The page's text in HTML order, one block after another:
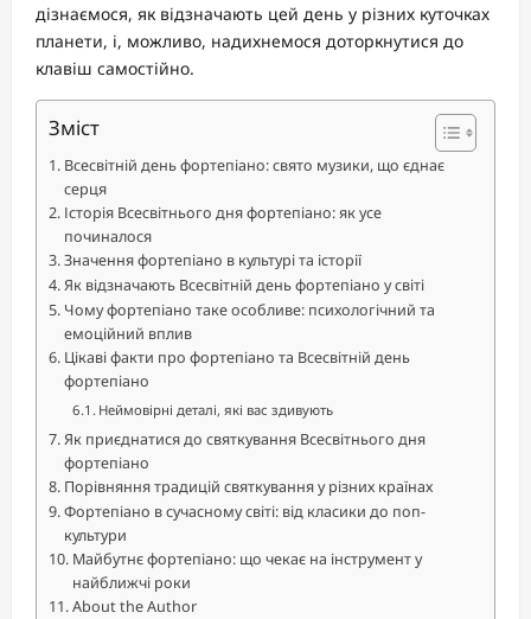
дізнаємося, як відзначають цей день у різних куточках
планети, і, можливо, надихнемося доторкнутися до
клавіш самостійно.
Зміст
Всесвітній день фортепіано: свято музики, що єднає
серця
Історія Всесвітнього дня фортепіано: як усе
починалося
Значення фортепіано в культурі та історії
Як відзначають Всесвітній день фортепіано у світі
Чому фортепіано таке особливе: психологічний та
емоційний вплив
Цікаві факти про фортепіано та Всесвітній день
фортепіано
Неймовірні деталі, які вас здивують
Як приєднатися до святкування Всесвітнього дня
фортепіано
Порівняння традицій святкування у різних країнах
Фортепіано в сучасному світі: від класики до поп-
культури
Майбутнє фортепіано: що чекає на інструмент у
найближчі роки
About the Author